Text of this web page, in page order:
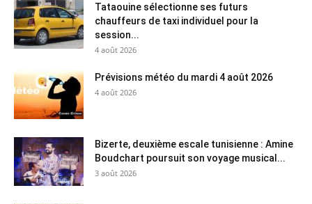
Tataouine sélectionne ses futurs
chauffeurs de taxi individuel pour la
session...
4 août 2026
Prévisions météo du mardi 4 août 2026
4 août 2026
Bizerte, deuxième escale tunisienne : Amine
Boudchart poursuit son voyage musical...
3 août 2026